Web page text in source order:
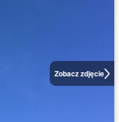
Zobacz zdjęcie